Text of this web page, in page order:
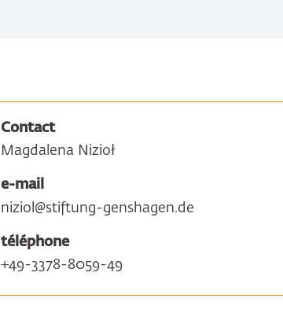
Contact
Magdalena Nizioł
e-mail
niziol@stiftung-genshagen.de
téléphone
+49-3378-8059-49